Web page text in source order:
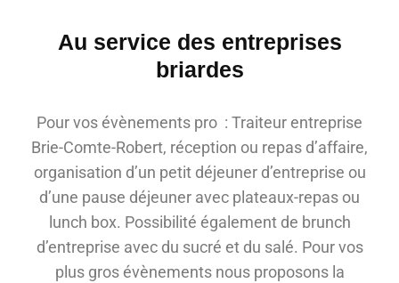
Au service des entreprises
briardes
Pour vos évènements pro : Traiteur entreprise
Brie-Comte-Robert, réception ou repas d’affaire,
organisation d’un petit déjeuner d’entreprise ou
d’une pause déjeuner avec plateaux-repas ou
lunch box. Possibilité également de brunch
d’entreprise avec du sucré et du salé. Pour vos
plus gros évènements nous proposons la